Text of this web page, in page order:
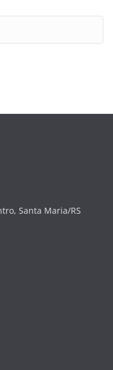
Santa Maria/RS